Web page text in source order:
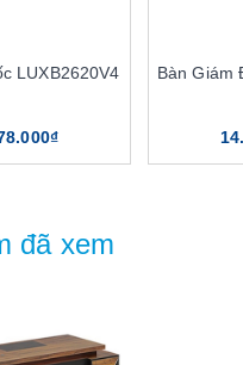
LUXB2620V4 Bàn Giám
đã xem